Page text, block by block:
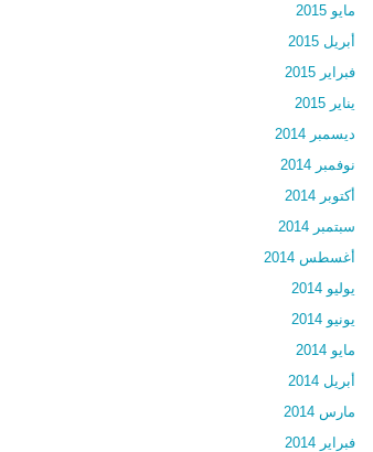
مايو 2015
أبريل 2015
فبراير 2015
يناير 2015
ديسمبر 2014
نوفمبر 2014
أكتوبر 2014
سبتمبر 2014
أغسطس 2014
يوليو 2014
يونيو 2014
مايو 2014
أبريل 2014
مارس 2014
فبراير 2014